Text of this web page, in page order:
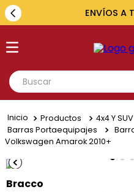
ENVÍOS A
Buscar
1.
toyota
renault
3.
Productos 4x4 Y SUV
Barras Portaequipajes
Volkswagen Amarok 2010+
Bracco